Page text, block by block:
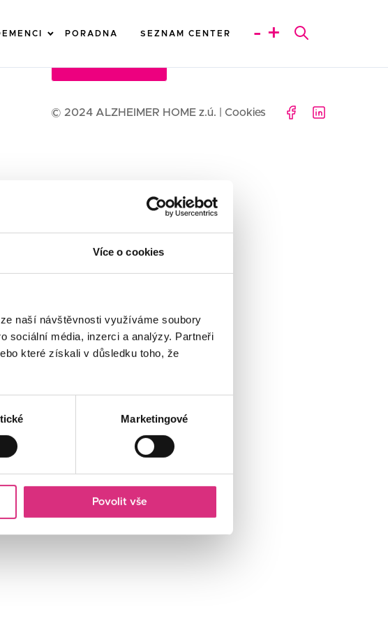
Více o cookies
naší návštěvnosti využíváme soubory
sociální média, inzerci a analýzy. Partneři
které získali v důsledku toho, že
Marketingové
Povolit vše
PORADNA SEZNAM CENTER - +
© 2024 ALZHEIMER HOME z.ú. | Cookies